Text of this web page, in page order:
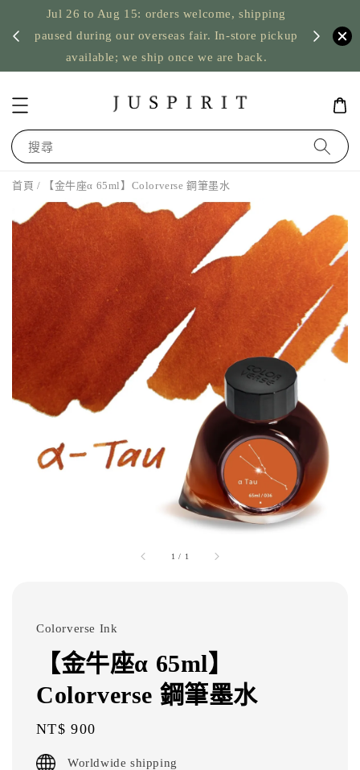
Jul 26 to Aug 15: orders welcome, shipping
paused during our overseas fair. In-store pickup
available; we ship once we are back.
US
搜尋
首頁 / 【金牛座α 65ml】Colorverse 鋼筆墨水
1 / 1
Colorverse Ink
【金牛座α 65ml】
Colorverse 鋼筆墨水
Regular
price
NT$ 900
Worldwide shipping